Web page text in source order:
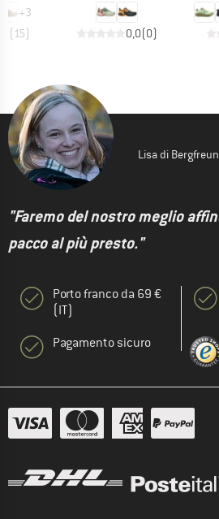
+3
(15) 0,0(0)
Lisa di
"Faremo del nostro meglio
pacco al più presto."
Porto franco da 69 €
(IT)
Pagamento sicuro